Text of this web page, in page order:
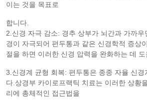
이는 것을 목표로
합니다.
2.신경 자극 감소: 경추 상부가 뇌간과 가까우
경이 자극되어 편두통과 같은 신경학적 증상
절을 하면 이러한 신경 압력을 완화하는 데
3.신경계 균형 회복: 편두통은 종종 자율 신경
다.상경부 카이로프랙틱 치료는 이러한 상황
리에 총체적인 접근법을